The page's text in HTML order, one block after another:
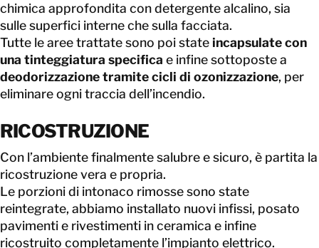
chimica approfondita con detergente alcalino, sia
sulle superfici interne che sulla facciata.
Tutte le aree trattate sono poi state incapsulate con
una tinteggiatura specifica e infine sottoposte a
deodorizzazione tramite cicli di ozonizzazione, per
eliminare ogni traccia dell’incendio.
RICOSTRUZIONE
Con l’ambiente finalmente salubre e sicuro, è partita la
ricostruzione vera e propria.
Le porzioni di intonaco rimosse sono state
reintegrate, abbiamo installato nuovi infissi, posato
pavimenti e rivestimenti in ceramica e infine
ricostruito completamente l’impianto elettrico.